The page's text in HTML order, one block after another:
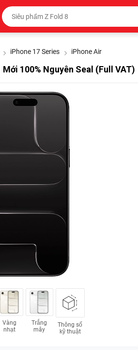
iPhone 17 Series iPhone Air
Mới 100% Nguyên Seal (Full VAT)
Vàng
nhạt
Trắng
mây
Thông số
kỹ thuật